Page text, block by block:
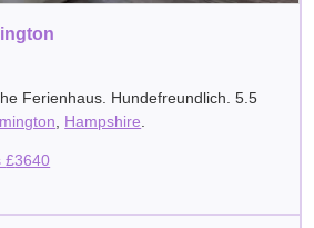
Ferienhaus. Hundefreundlich. 5.5
, Hampshire.
£3640